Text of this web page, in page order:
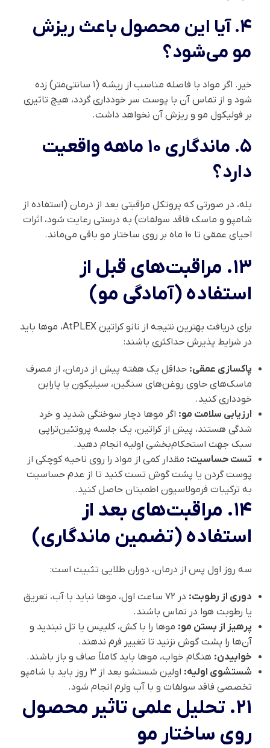
۴. آیا این محصول باعث ریزش
مو می‌شود؟
خیر. اگر مواد با فاصله مناسب از ریشه (۱ سانتی‌متر) زده
شود و از تماس آن با پوست سر خودداری گردد، هیچ تاثیری
بر فولیکول مو و ریزش آن نخواهد داشت.
۵. ماندگاری ۱۰ ماهه واقعیت
دارد؟
بله، در صورتی که پروتکل مراقبتی بعد از درمان (استفاده از
شامپو و ماسک فاقد سولفات) به درستی رعایت شود، اثرات
احیای عمقی تا ۱۰ ماه بر روی ساختار مو باقی می‌ماند.
۱۳. مراقبت‌های قبل از
استفاده (آمادگی مو)
برای دریافت بهترین نتیجه از نانو کراتین AtPLEX، موها باید
در شرایط پذیرش حداکثری باشند:
پاکسازی عمقی: حداقل یک هفته پیش از درمان، از مصرف
ماسک‌های حاوی روغن‌های سنگین، سیلیکون یا پارابن
خودداری کنید.
ارزیابی سلامت مو: اگر موها دچار سوختگی شدید و خرد
شدگی هستند، پیش از کراتین، یک جلسه پروتئین‌تراپی
سبک جهت استحکام‌بخشی اولیه انجام دهید.
تست حساسیت: مقدار کمی از مواد را روی ناحیه کوچکی از
پوست گردن یا پشت گوش تست کنید تا از عدم حساسیت
به ترکیبات فرمولاسیون اطمینان حاصل کنید.
۱۴. مراقبت‌های بعد از
استفاده (تضمین ماندگاری)
سه روز اول پس از درمان، دوران طلایی تثبیت است:
دوری از رطوبت:
در ۷۲ ساعت اول، موها نباید با آب، تعریق
یا رطوبت هوا در تماس باشند.
پرهیز از بستن مو: موها را با کش، کلیپس یا تل نبندید و
آن‌ها را پشت گوش نزنید تا تغییر فرم ندهند.
خوابیدن: هنگام خواب، موها باید کاملاً صاف و باز باشند.
شستشوی اولیه:
اولین شستشو بعد از ۳ روز باید با شامپو
تخصصی فاقد سولفات و با آب ولرم انجام شود.
۲۱. تحلیل علمی تاثیر محصول
روی ساختار مو